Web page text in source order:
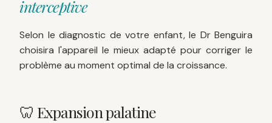
interceptive
Selon le diagnostic de votre enfant, le Dr Benguira
choisira l'appareil le mieux adapté pour corriger le
problème au moment optimal de la croissance.
🦷 Expansion palatine